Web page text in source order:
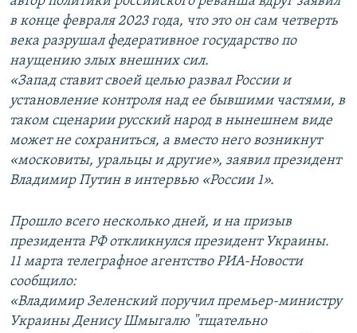
в конце февраля 2023 года, что это он сам четверть
века разрушал федеративное государство по
наущению злых внешних сил.
«Запад ставит своей целью развал России и
установление контроля над ее бывшими частями, в
таком сценарии русский народ в нынешнем виде
может не сохраниться, а вместо него возникнут
«московиты, уральцы и другие», заявил президент
Владимир Путин в интервью «России 1».
Прошло всего несколько дней, и на призыв
президента РФ откликнулся президент Украины.
11 марта телеграфное агентство РИА-Новости
сообщило:
«Владимир Зеленский поручил премьер-министру
Украины Денису Шмыгалю "тщательно